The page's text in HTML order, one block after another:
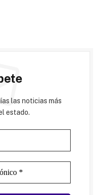
las noticias más
estado.